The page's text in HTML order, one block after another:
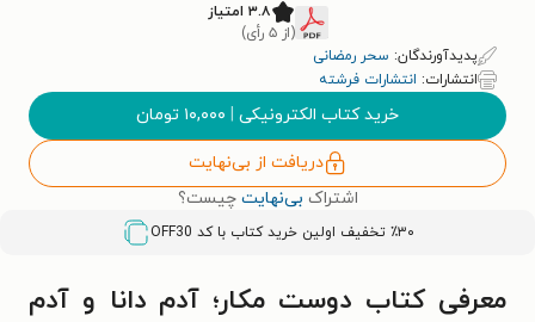
۳.۸ امتیاز
(از ۵ رأی)
پدیدآورندگان: سحر رمضانی
انتشارات: انتشارات فرشته
خرید کتاب الکترونیکی | ۱۰,۰۰۰ تومان
دریافت از بی‌نهایت
اشتراک بی‌نهایت چیست؟
٪۳۰ تخفیف اولین خرید کتاب با کد OFF30
معرفی کتاب دوست مکار؛ آدم دانا و آدم